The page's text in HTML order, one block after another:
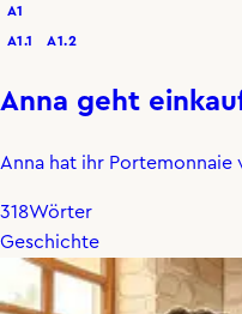
A1
A1.1 A1.2
Anna geht
Anna hat ihr Portemonnaie
318Wörter
Geschichte